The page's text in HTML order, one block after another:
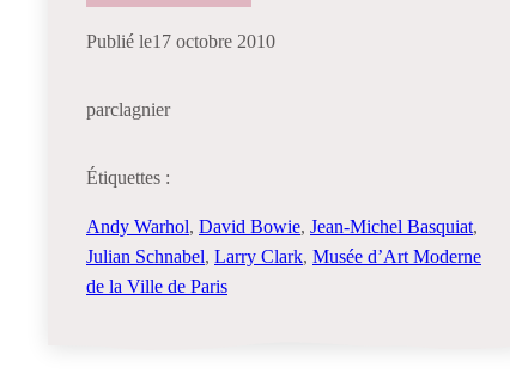
Publié le17 octobre 2010
parclagnier
Étiquettes :
Andy Warhol, David Bowie, Jean-Michel Basquiat
Julian Schnabel, Larry Clark, Musée d’Art Moderne
de la Ville de Paris